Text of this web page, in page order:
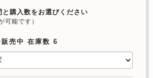
と購入数をお選びください
可能です）
販売中 在庫数 6